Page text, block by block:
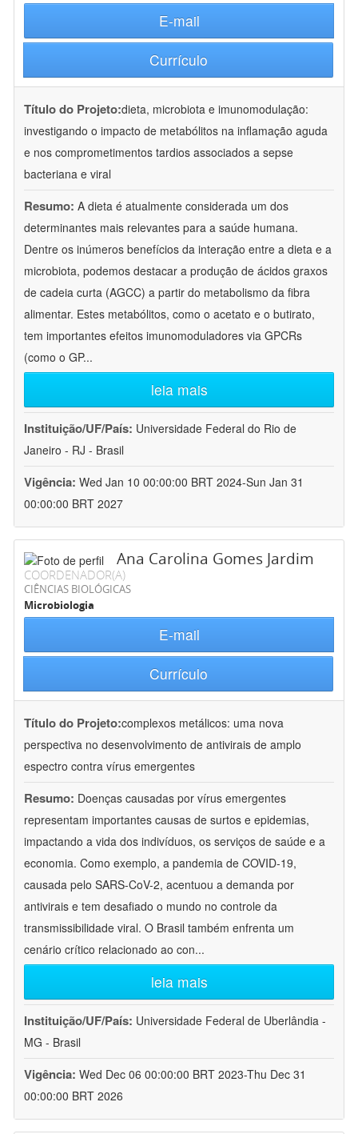
E-mail
Currículo
Título do Projeto:dieta, microbiota e imunomodulação:
investigando o impacto de metabólitos na inflamação aguda
e nos comprometimentos tardios associados a sepse
bacteriana e viral
Resumo: A dieta é atualmente considerada um dos
determinantes mais relevantes para a saúde humana.
Dentre os inúmeros benefícios da interação entre a dieta e a
microbiota, podemos destacar a produção de ácidos graxos
de cadeia curta (AGCC) a partir do metabolismo da fibra
alimentar. Estes metabólitos, como o acetato e o butirato,
tem importantes efeitos imunomoduladores via GPCRs
(como o GP...
leia mais
Instituição/UF/País: Universidade Federal do Rio de
Janeiro - RJ - Brasil
Vigência: Wed Jan 10 00:00:00 BRT 2024-Sun Jan 31
00:00:00 BRT 2027
Ana Carolina Gomes Jardim
COORDENADOR(A)
CIÊNCIAS BIOLÓGICAS
Microbiologia
E-mail
Currículo
Título do Projeto:complexos metálicos: uma nova
perspectiva no desenvolvimento de antivirais de amplo
espectro contra vírus emergentes
Resumo: Doenças causadas por vírus emergentes
representam importantes causas de surtos e epidemias,
impactando a vida dos indivíduos, os serviços de saúde e a
economia. Como exemplo, a pandemia de COVID-19,
causada pelo SARS-CoV-2, acentuou a demanda por
antivirais e tem desafiado o mundo no controle da
transmissibilidade viral. O Brasil também enfrenta um
cenário crítico relacionado ao con...
leia mais
Instituição/UF/País: Universidade Federal de Uberlândia -
MG - Brasil
Vigência: Wed Dec 06 00:00:00 BRT 2023-Thu Dec 31
00:00:00 BRT 2026